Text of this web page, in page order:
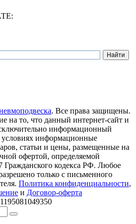
. Все права защищены.
на то, что данный интернет-сайт и
информационный
условиях информационные
статьи и цены, размещенные на
офертой, определяемой
Гражданского кодекса РФ. Любое
только с письменного
Политика конфиденциальности,
и Договор-оферта